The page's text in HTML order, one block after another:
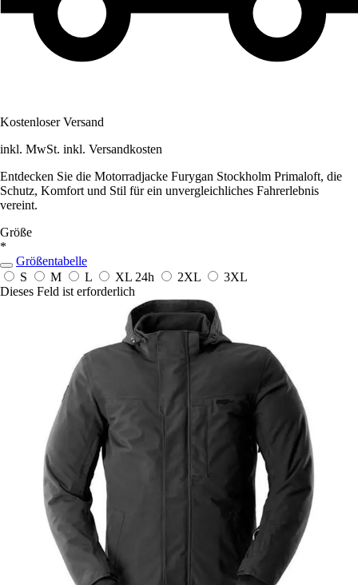
Kostenloser Versand
inkl. MwSt. inkl. Versandkosten
Entdecken Sie die Motorradjacke Furygan Stockholm Primaloft, die
Schutz, Komfort und Stil für ein unvergleichliches Fahrerlebnis
vereint.
Größe
*
Größentabelle
S
M L XL 24h 2XL
3XL
Dieses Feld ist erforderlich